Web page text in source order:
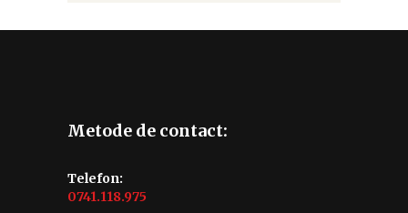
Metode de contact:
Telefon:
0741.118.975